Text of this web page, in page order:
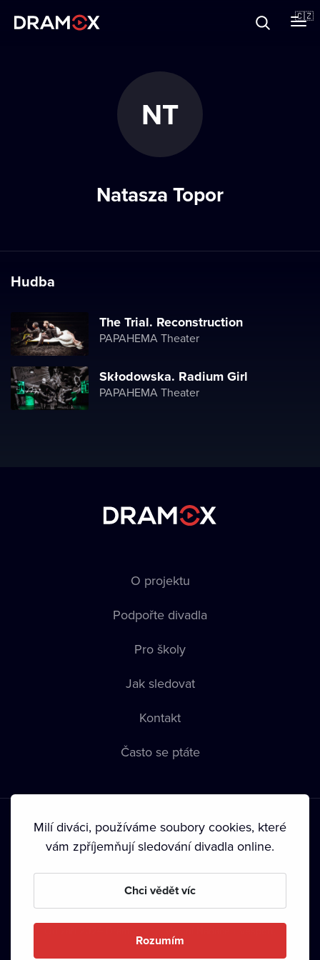
🇨🇿
NT
Natasza Topor
Hudba
The Trial. Reconstruction
PAPAHEMA Theater
Skłodowska. Radium Girl
PAPAHEMA Theater
O projektu
Podpořte divadla
Pro školy
Jak sledovat
Kontakt
Často se ptáte
Podmínky používání • Ochrana soukromí • Zásady používání
• Autorská práva•
Milí diváci, používáme soubory cookies, které
vám zpříjemňují sledování divadla online.
Chci vědět víc
Rozumím